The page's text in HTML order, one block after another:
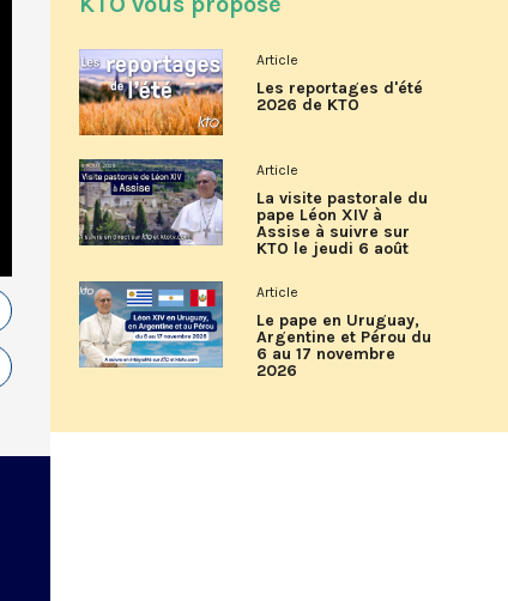
Article
Les reportages d'été
2026 de KTO
Article
La visite pastorale du
pape Léon XIV à
Assise à suivre sur
KTO le jeudi 6 août
Article
Le pape en Uruguay,
Argentine et Pérou du
6 au 17 novembre
2026